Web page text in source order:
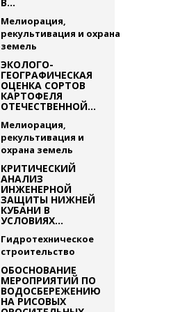
Мелиорация,
рекультивация и охрана
земель
ЭКОЛОГО-
ГЕОГРАФИЧЕСКАЯ
ОЦЕНКА СОРТОВ
КАРТОФЕЛЯ
ОТЕЧЕСТВЕННОЙ...
Мелиорация,
рекультивация и
охрана земель
КРИТИЧЕСКИЙ
АНАЛИЗ
ИНЖЕНЕРНОЙ
ЗАЩИТЫ НИЖНЕЙ
КУБАНИ В
УСЛОВИЯХ...
Гидротехническое
строительство
ОБОСНОВАНИЕ
МЕРОПРИЯТИЙ ПО
ВОДОСБЕРЕЖЕНИЮ
НА РИСОВЫХ